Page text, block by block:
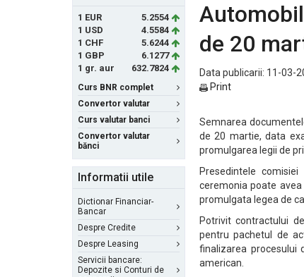
1 EUR
5.2554
1 USD
4.5584
1 CHF
5.6244
1 GBP
6.1277
1 gr. aur
632.7824
Curs BNR complet
Convertor valutar
Curs valutar banci
Convertor valutar
bănci
Informatii utile
Dictionar Financiar-
Bancar
Despre Credite
Despre Leasing
Servicii bancare:
Depozite si Conturi de
de 20
Data publicarii: 11-03-
Print
Semnarea
de 20 martie, data
promulgarea legii de
Presedintele
ceremonia poate
promulgata legea de
Potrivit contractului
pentru pachetul de
finalizarea procesului
american.